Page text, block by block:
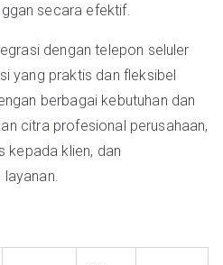
secara efektif.
dengan telepon seluler
yang praktis dan fleksibel
berbagai kebutuhan dan
citra profesional perusahaan,
kepada klien, dan